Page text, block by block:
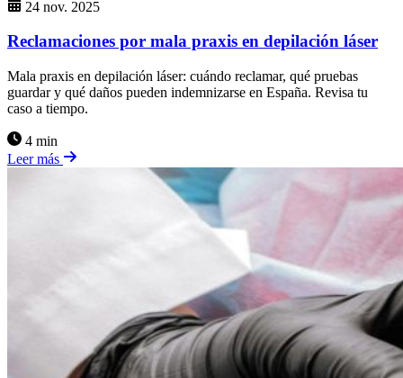
24 nov. 2025
Reclamaciones por mala praxis en depilación láser
Mala praxis en depilación láser: cuándo reclamar, qué pruebas
guardar y qué daños pueden indemnizarse en España. Revisa tu
caso a tiempo.
4 min
Leer más